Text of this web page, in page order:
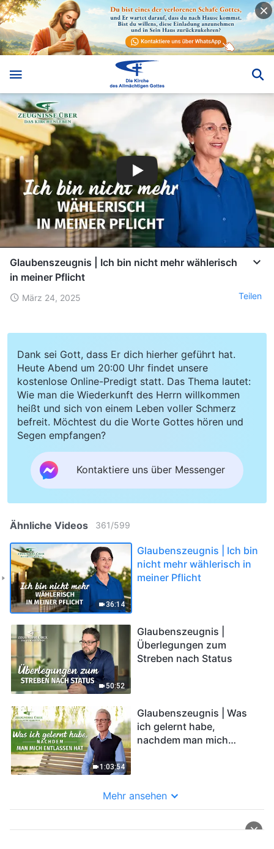
Glaubenszeugnis | Ich bin nicht mehr wählerisch
in meiner Pflicht
März 24, 2025 Teilen
Dank sei Gott, dass Er dich hierher geführt hat.
Heute Abend um 20:00 Uhr findet unsere
kostenlose Online-Predigt statt. Das Thema lautet:
Wie man die Wiederkunft des Herrn willkommen
heißt und sich von einem Leben voller Schmerz
befreit. Möchtest du die Worte Gottes hören und
Segen empfangen?
Kontaktiere uns über Messenger
Ähnliche Videos 361/599
36:14
Glaubenszeugnis | Ich bin
nicht mehr wählerisch in
meiner Pflicht
50:52
Glaubenszeugnis |
Überlegungen zum
Streben nach Status
1:03:54
Glaubenszeugnis | Was
ich gelernt habe,
nachdem man mich
Mehr ansehen